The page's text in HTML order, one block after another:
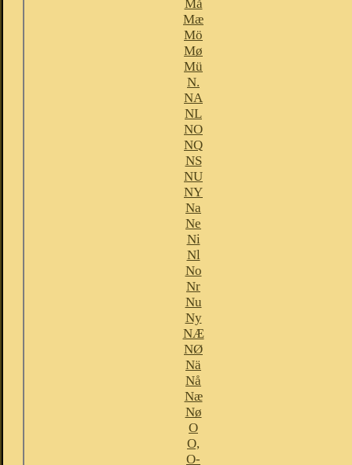
Må
Mæ
Mö
Mø
Mü
N.
NA
NL
NO
NQ
NS
NU
NY
Na
Ne
Ni
Nl
No
Nr
Nu
Ny
NÆ
NØ
Nä
Nå
Næ
Nø
O
O,
O-